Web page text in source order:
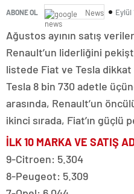
ABONE OL News Eylül
Ağustos ayının satış
Renault’un liderliğini
listede Fiat ve Tesla
Tesla 8 bin 730 adetle
arasında, Renault’un
ikinci sırada, Fiat’ın güçlü
İLK 10 MARKA VE SATIŞ
9-Citroen: 5.304
8-Peugeot: 5.309